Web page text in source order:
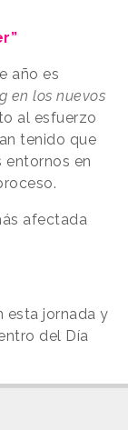
año es
en los nuevos
al esfuerzo
tenido que
entornos en
afectada
esta jornada y
del Día